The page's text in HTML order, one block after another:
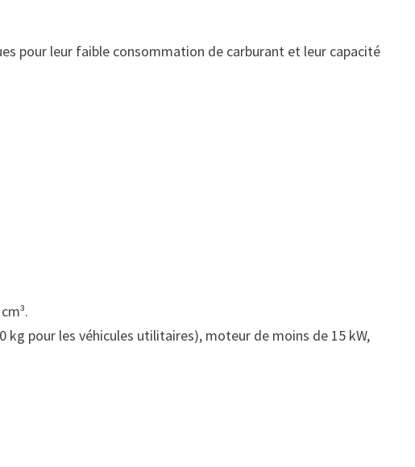
pour leur faible consommation de carburant et leur capacité
kg pour les véhicules utilitaires), moteur de moins de 15 kW,